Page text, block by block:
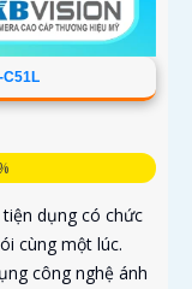
C51L
dụng có chức
cùng một lúc.
công nghệ ánh